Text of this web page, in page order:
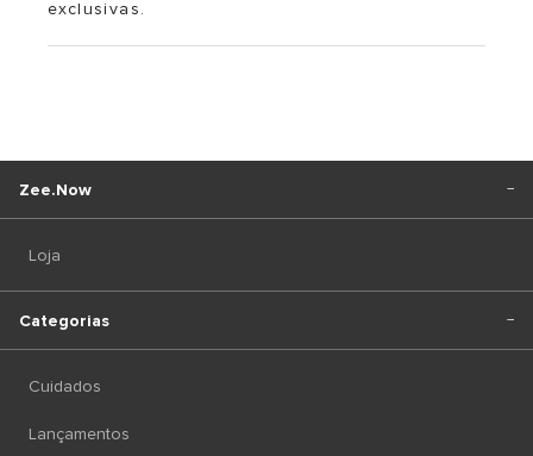
exclusivas.
Zee.Now
Loja
Categorias
Cuidados
Lançamentos